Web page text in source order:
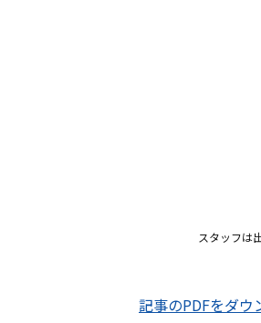
スタッフは
記事のPDFをダウ